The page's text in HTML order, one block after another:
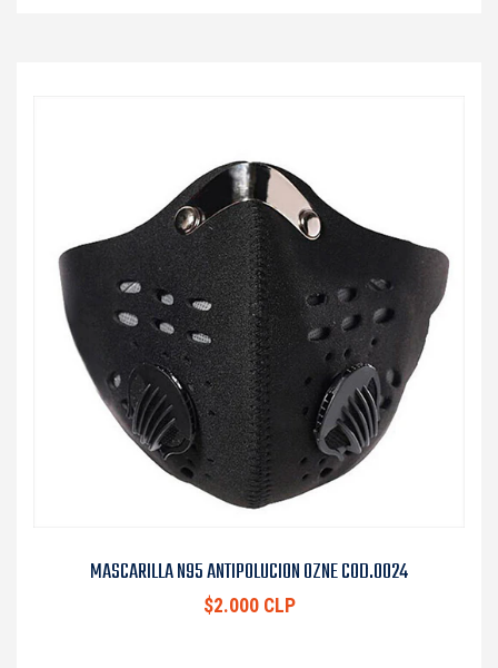
MASCARILLA N95 ANTIPOLUCION OZNE COD.0024
$2.000 CLP